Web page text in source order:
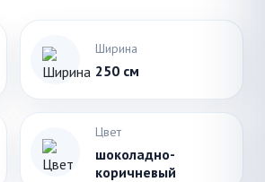
Ширина
250 см
Цвет
шоколадно-
коричневый